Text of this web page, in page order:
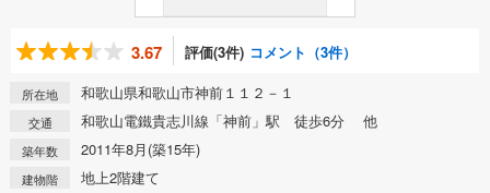
3.67 評価(3件) コメント（3件）
所在地 和歌山県和歌山市神前１１２－１
交通 和歌山電鐵貴志川線「神前」駅 徒歩6分 他
築年数 2011年8月(築15年)
建物階 地上2階建て